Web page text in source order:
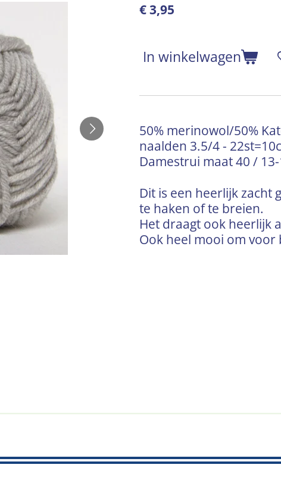
€ 3,95
In winkelwagen
50% merinowol/50%
naalden 3.5/4 -
Damestrui maat 40 /
Dit is een heerlijk zacht
te haken of te breien.
Het draagt ook heerlijk
Ook heel mooi om voor